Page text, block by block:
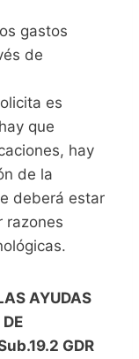
gastos
de
es
que
hay
de la
deberá estar
razones
AYUDAS
GDR